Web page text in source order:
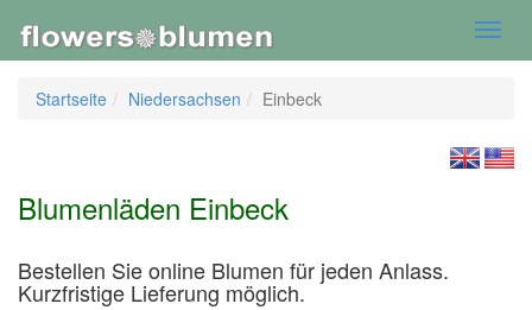
Startseite
Niedersachsen Einbeck
Blumenläden Einbeck
Bestellen Sie online Blumen für jeden Anlass.
Kurzfristige Lieferung möglich.